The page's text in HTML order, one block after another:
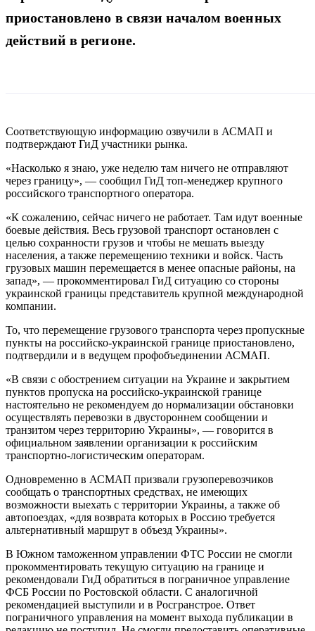
приостановлено в связи началом военных
действий в регионе.
Соответствующую информацию озвучили в АСМАП и
подтверждают ГиД участники рынка.
«Насколько я знаю, уже неделю там ничего не отправляют
через границу», — сообщил ГиД топ-менеджер крупного
российского транспортного оператора.
«К сожалению, сейчас ничего не работает. Там идут военные
боевые действия. Весь грузовой транспорт остановлен с
целью сохранности грузов и чтобы не мешать выезду
населения, а также перемещению техники и войск. Часть
грузовых машин перемещается в менее опасные районы, на
запад», — прокомментировал ГиД ситуацию со стороны
украинской границы представитель крупной международной
компании.
То, что перемещение грузового транспорта через пропускные
пункты на российско-украинской границе приостановлено,
подтвердили и в ведущем профобъединении АСМАП.
«В связи с обострением ситуации на Украине и закрытием
пунктов пропуска на российско-украинской границе
настоятельно не рекомендуем до нормализации обстановки
осуществлять перевозки в двустороннем сообщении и
транзитом через территорию Украины», — говорится в
официальном заявлении организации к российским
транспортно-логистическим операторам.
Одновременно в АСМАП призвали грузоперевозчиков
сообщать о транспортных средствах, не имеющих
возможности выехать с территории Украины, а также об
автопоездах, «для возврата которых в Россию требуется
альтернативный маршрут в объезд Украины».
В Южном таможенном управлении ФТС России не смогли
прокомментировать текущую ситуацию на границе и
рекомендовали ГиД обратиться в пограничное управление
ФСБ России по Ростовской области. С аналогичной
рекомендацией выступили и в Росгранстрое. Ответ
пограничного управления на момент выхода публикации в